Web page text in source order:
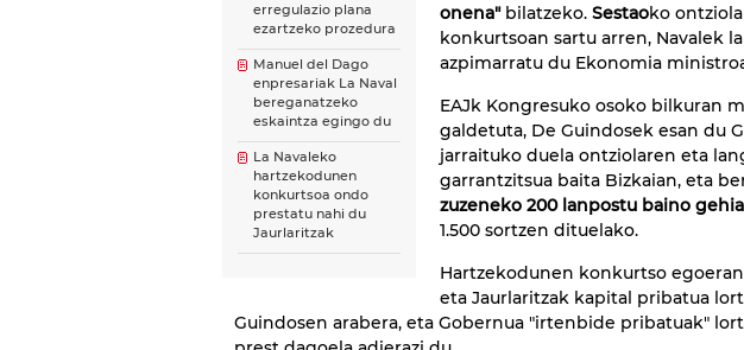
erregulazio plana
ezartzeko prozedura
Manuel del Dago
enpresariak La Naval
bereganatzeko
eskaintza egingo du
La Navaleko
hartzekodunen
konkurtsoa ondo
prestatu nahi du
Jaurlaritzak
onena"bilatzeko. Sestaoko
konkurtsoan sartu arren, Navalek
azpimarratu du Ekonomia
EAJk Kongresuko osoko bilkuran
galdetuta, De Guindosek esan du
jarraituko duela ontziolaren eta
garrantzitsua baita Bizkaian, eta
zuzeneko 200 lanpostu baino
1.500 sortzen dituelako.
Hartzekodunen konkurtso
eta Jaurlaritzak kapital pribatua
Guindosen arabera, eta Gobernua "irtenbide pribatuak"